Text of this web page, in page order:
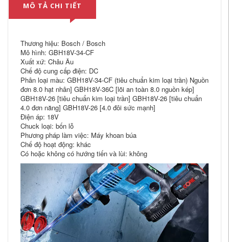
MÔ TẢ CHI TIẾT
Thương hiệu: Bosch / Bosch
Mô hình: GBH18V-34-CF
Xuất xứ: Châu Âu
Chế độ cung cấp điện: DC
Phân loại màu: GBH18V-34-CF (tiêu chuẩn kim loại trần) Nguồn
đơn 8.0 hạt nhân] GBH18V-36C [lõi an toàn 8.0 nguồn kép]
GBH18V-26 [tiêu chuẩn kim loại trần] GBH18V-26 [tiêu chuẩn
4.0 đơn năng] GBH18V-26 [4.0 đôi sức mạnh]
Điện áp: 18V
Chuck loại: bốn lỗ
Phương pháp làm việc: Máy khoan búa
Chế độ hoạt động: khác
Có hoặc không có hướng tiến và lùi: không